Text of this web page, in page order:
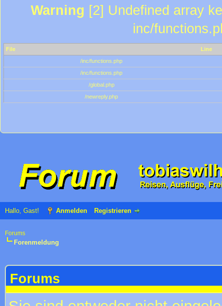
Warning [2] Undefined array
inc/
File
Line
/inc/functions.php
/inc/functions.php
/global.php
/newreply.php
Hallo, Gast! Anmelden Registrieren
Forums
Forenmeldung
Forums